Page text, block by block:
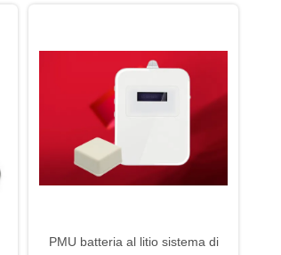
PMU batteria al litio sistema di